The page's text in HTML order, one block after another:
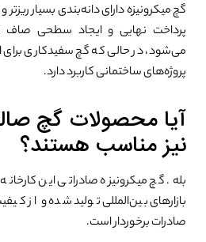
گچ میکرونیزه دارای دانه‌بندی بسیار
پرداخت نهایی و ایجاد سطحی صاف و
می‌شود، در حالی که گچ سفیدکاری برای
پروژه‌های ساختمانی کاربرد دارد.
آیا محصولات گچ
نیز مناسب هستند؟
بله. گچ میکرونیزه صادراتی این
بازارهای بین‌المللی تولید شده و از
صادرات برخوردار است.